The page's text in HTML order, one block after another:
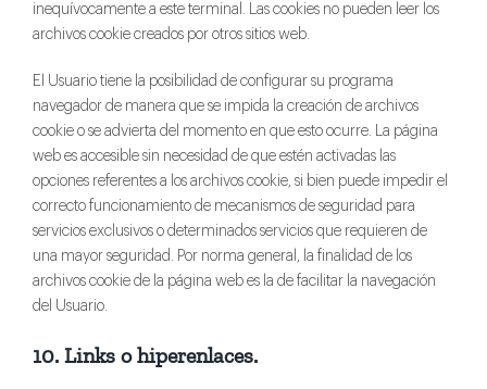
inequívocamente a este terminal. Las cookies no pueden leer los
archivos cookie creados por otros sitios web.
El Usuario tiene la posibilidad de configurar su programa
navegador de manera que se impida la creación de archivos
cookie o se advierta del momento en que esto ocurre. La página
web es accesible sin necesidad de que estén activadas las
opciones referentes a los archivos cookie, si bien puede impedir el
correcto funcionamiento de mecanismos de seguridad para
servicios exclusivos o determinados servicios que requieren de
una mayor seguridad. Por norma general, la finalidad de los
archivos cookie de la página web es la de facilitar la navegación
del Usuario.
10. Links o hiperenlaces.